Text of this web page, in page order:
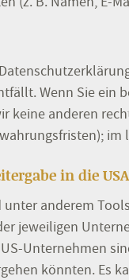
Wenn Sie ein
keine anderen
in die USA
unter anderem
jeweiligen
Unternehmen
könnten. Es